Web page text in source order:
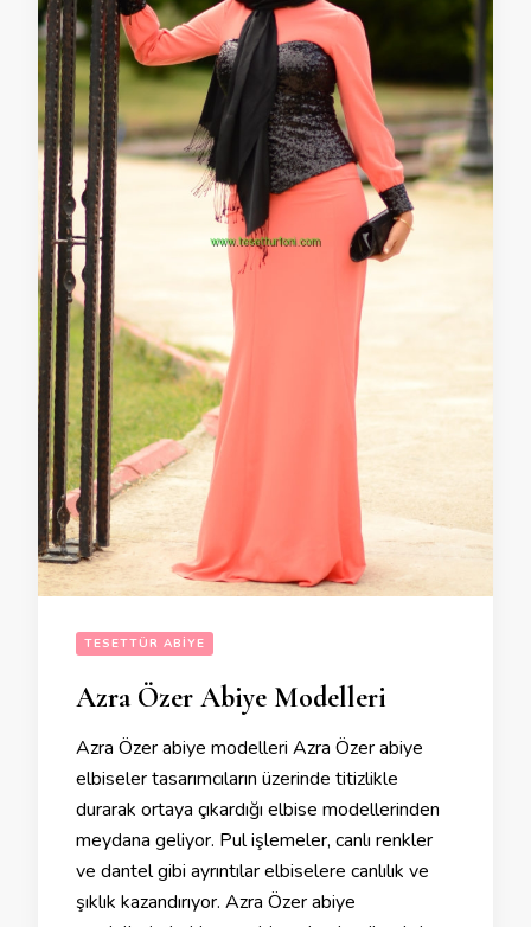
TESETTÜR ABIYE
Azra Özer Abiye Modelleri
Azra Özer abiye modelleri Azra Özer abiye
elbiseler tasarımcıların üzerinde titizlikle
durarak ortaya çıkardığı elbise modellerinden
meydana geliyor. Pul işlemeler, canlı renkler
ve dantel gibi ayrıntılar elbiselere canlılık ve
şıklık kazandırıyor. Azra Özer abiye